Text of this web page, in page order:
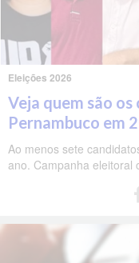
Eleições 2026
Veja quem são
Pernambuco em
Ao menos sete
ano. Campanha eleitoral